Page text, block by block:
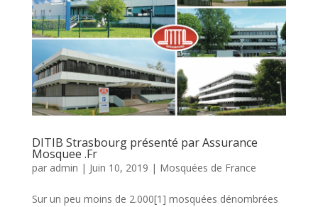
DITIB Strasbourg présenté par Assurance
Mosquee .Fr
par admin | Juin 10, 2019 | Mosquées de France
Sur un peu moins de 2.000[1] mosquées dénombrées